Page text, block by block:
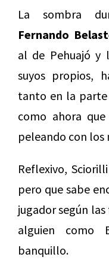
La sombra
Fernando
al de Pehuajó y
suyos propios,
tanto en la parte
como ahora
peleando con los
Reflexivo,
pero que sabe
jugador según
alguien como
banquillo.